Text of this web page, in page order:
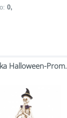
0,
Halloween-Prom.